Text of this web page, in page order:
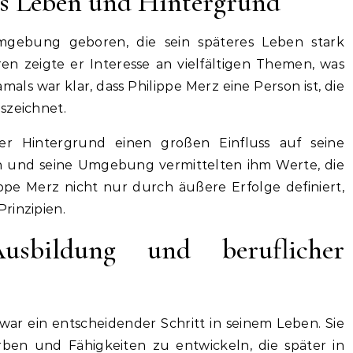
geboren, die sein späteres Leben stark
zeigte er Interesse an vielfältigen Themen, was
war klar, dass Philippe Merz eine Person ist, die
Hintergrund einen großen Einfluss auf seine
und seine Umgebung vermittelten ihm Werte, die
Merz nicht nur durch äußere Erfolge definiert,
und beruflicher
ein entscheidender Schritt in seinem Leben. Sie
und Fähigkeiten zu entwickeln, die später in